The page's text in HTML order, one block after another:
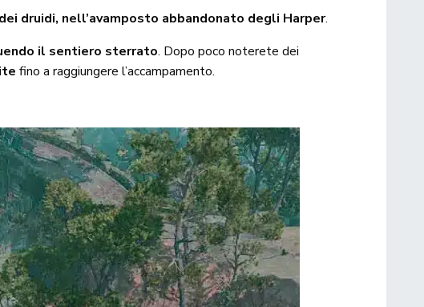
druidi, nell’avamposto abbandonato degli Harper.
il sentiero sterrato. Dopo poco noterete dei
fino a raggiungere l’accampamento.